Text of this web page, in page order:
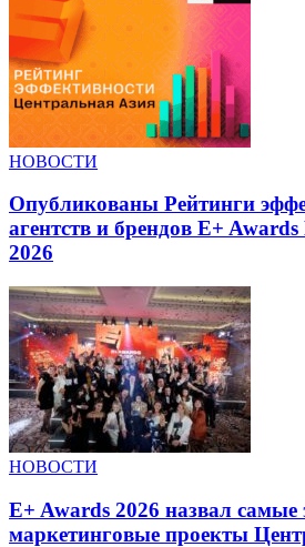
НОВОСТИ
Опубликованы Рейтинги
агентств и брендов E+
2026
НОВОСТИ
E+ Awards 2026 назвал
маркетинговые проекты